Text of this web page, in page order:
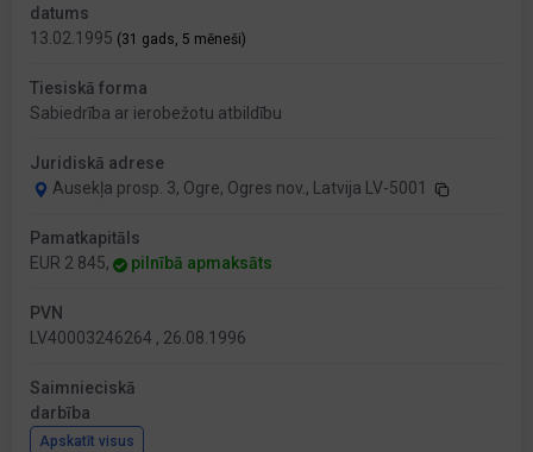
datums
13.02.1995 (31 gads, 5 mēneši)
Tiesiskā forma
Sabiedrība ar ierobežotu atbildību
Juridiskā adrese
Ausekļa prosp. 3, Ogre, Ogres nov., Latvija LV-5001
Pamatkapitāls
EUR 2 845,
pilnībā apmaksāts
PVN
LV40003246264 , 26.08.1996
Saimnieciskā
darbība
Apskatīt visus